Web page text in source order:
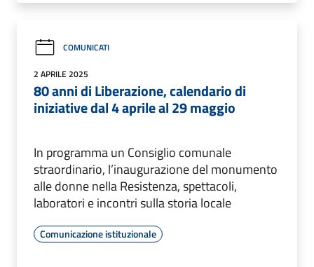
COMUNICATI
2 APRILE 2025
80 anni di Liberazione, calendario di
iniziative dal 4 aprile al 29 maggio
In programma un Consiglio comunale
straordinario, l’inaugurazione del monumento
alle donne nella Resistenza, spettacoli,
laboratori e incontri sulla storia locale
Comunicazione istituzionale